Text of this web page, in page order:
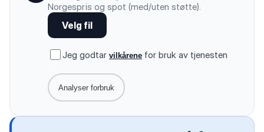
Norgespris og spot (med/uten støtte).
Velg fil
Jeg godtar vilkårene for bruk av tjenesten
Analyser forbruk